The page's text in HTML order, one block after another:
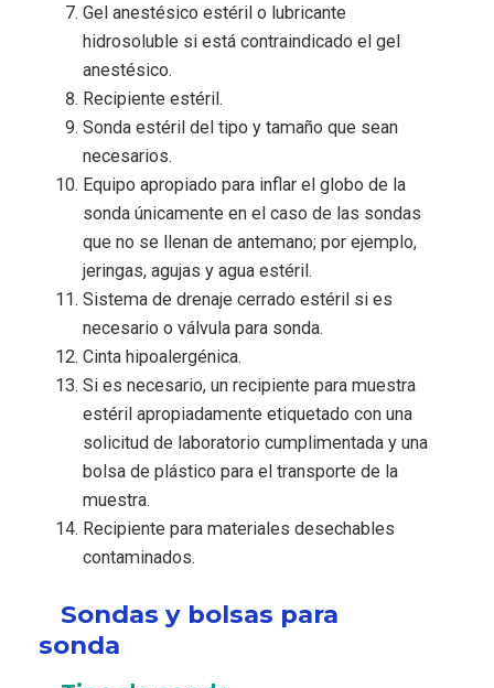
Gel anestésico estéril o lubricante
hidrosoluble si está contraindicado el gel
anestésico.
Recipiente estéril.
Sonda estéril del tipo y tamaño que sean
necesarios.
Equipo apropiado para inflar el globo de la
sonda únicamente en el caso de las sondas
que no se llenan de antemano; por ejemplo,
jeringas, agujas y agua estéril.
Sistema de drenaje cerrado estéril si es
necesario o válvula para sonda.
Cinta hipoalergénica.
Si es necesario, un recipiente para muestra
estéril apropiadamente etiquetado con una
solicitud de laboratorio cumplimentada y una
bolsa de plástico para el transporte de la
muestra.
Recipiente para materiales desechables
contaminados.
Sondas y bolsas para
sonda